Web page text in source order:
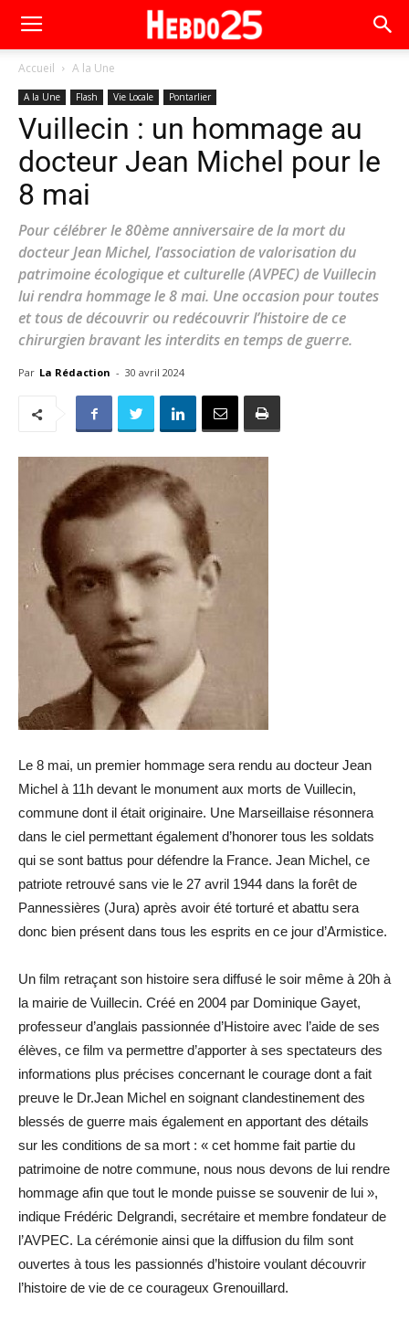
Accueil A la Une
A la Une Flash Vie Locale Pontarlier
Vuillecin : un hommage au
docteur Jean Michel pour le
8 mai
Pour célébrer le 80ème anniversaire de la mort du
docteur Jean Michel, l’association de valorisation du
patrimoine écologique et culturelle (AVPEC) de Vuillecin
lui rendra hommage le 8 mai. Une occasion pour toutes
et tous de découvrir ou redécouvrir l’histoire de ce
chirurgien bravant les interdits en temps de guerre.
Par La Rédaction - 30 avril 2024
Le 8 mai, un premier hommage sera rendu au docteur Jean
Michel à 11h devant le monument aux morts de Vuillecin,
commune dont il était originaire. Une Marseillaise résonnera
dans le ciel permettant également d’honorer tous les soldats
qui se sont battus pour défendre la France. Jean Michel, ce
patriote retrouvé sans vie le 27 avril 1944 dans la forêt de
Pannessières (Jura) après avoir été torturé et abattu sera
donc bien présent dans tous les esprits en ce jour d’Armistice.
Un film retraçant son histoire sera diffusé le soir même à 20h à
la mairie de Vuillecin. Créé en 2004 par Dominique Gayet,
professeur d’anglais passionnée d’Histoire avec l’aide de ses
élèves, ce film va permettre d’apporter à ses spectateurs des
informations plus précises concernant le courage dont a fait
preuve le Dr.Jean Michel en soignant clandestinement des
blessés de guerre mais également en apportant des détails
sur les conditions de sa mort : « cet homme fait partie du
patrimoine de notre commune, nous nous devons de lui rendre
hommage afin que tout le monde puisse se souvenir de lui »,
indique Frédéric Delgrandi, secrétaire et membre fondateur de
l’AVPEC. La cérémonie ainsi que la diffusion du film sont
ouvertes à tous les passionnés d’histoire voulant découvrir
l’histoire de vie de ce courageux Grenouillard.